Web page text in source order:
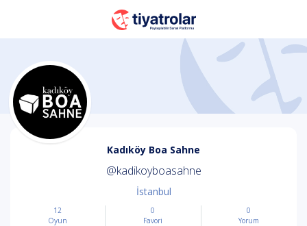
Kadıköy Boa Sahne
@kadikoyboasahne
İstanbul
12
Oyun
0
Favori
0
Yorum